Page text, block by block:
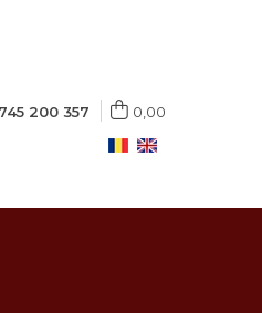
200 357 0,00